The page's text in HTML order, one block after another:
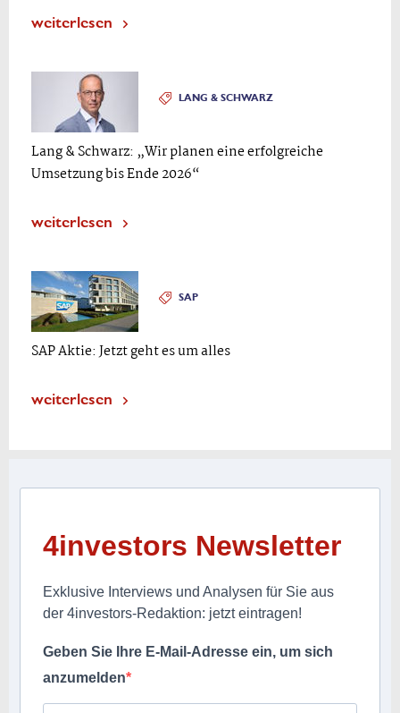
weiterlesen
LANG & SCHWARZ
Lang & Schwarz: „Wir planen eine erfolgreiche
Umsetzung bis Ende 2026“
weiterlesen
SAP
SAP Aktie: Jetzt geht es um alles
weiterlesen
4investors Newsletter
Exklusive Interviews und Analysen für Sie aus
der 4investors-Redaktion: jetzt eintragen!
Geben Sie Ihre E-Mail-Adresse ein, um sich
anzumelden